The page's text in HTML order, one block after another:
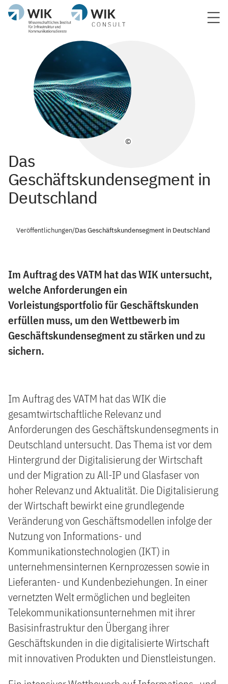
©
Das
Geschäftskundensegment in
Deutschland
Veröffentlichungen/Das Geschäftskundensegment in Deutschland
Im Auftrag des VATM hat das WIK untersucht,
welche Anforderungen ein
Vorleistungsportfolio für Geschäftskunden
erfüllen muss, um den Wettbewerb im
Geschäftskundensegment zu stärken und zu
sichern.
Im Auftrag des VATM hat das WIK die
gesamtwirtschaftliche Relevanz und
Anforderungen des Geschäftskundensegments in
Deutschland untersucht. Das Thema ist vor dem
Hintergrund der Digitalisierung der Wirtschaft
und der Migration zu All-IP und Glasfaser von
hoher Relevanz und Aktualität. Die Digitalisierung
der Wirtschaft bewirkt eine grundlegende
Veränderung von Geschäftsmodellen infolge der
Nutzung von Informations- und
Kommunikationstechnologien (IKT) in
unternehmensinternen Kernprozessen sowie in
Lieferanten- und Kundenbeziehungen. In einer
vernetzten Welt ermöglichen und begleiten
Telekommunikationsunternehmen mit ihrer
Basisinfrastruktur den Übergang ihrer
Geschäftskunden in die digitalisierte Wirtschaft
mit innovativen Produkten und Dienstleistungen.